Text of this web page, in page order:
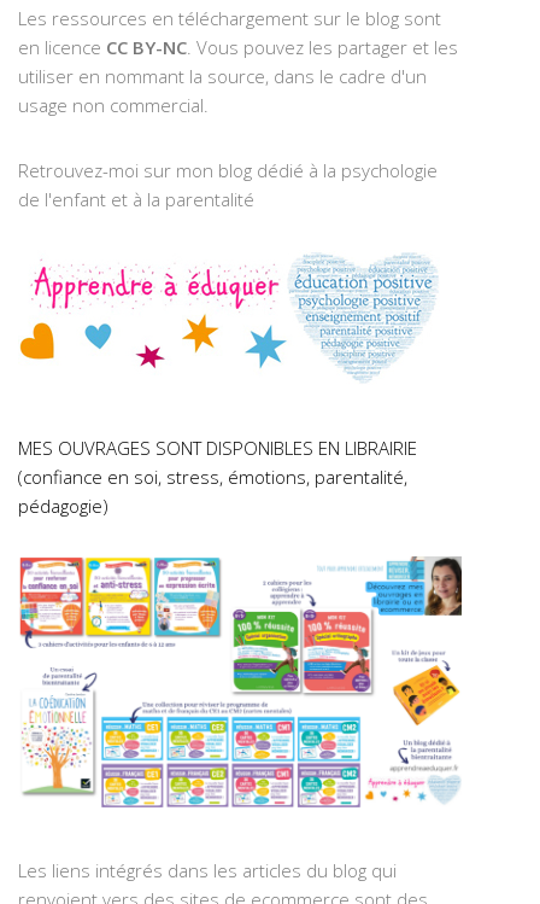
Les ressources en téléchargement sur le blog sont
en licence CC BY-NC. Vous pouvez les partager et les
utiliser en nommant la source, dans le cadre d'un
usage non commercial.
Retrouvez-moi sur mon blog dédié à la psychologie
de l'enfant et à la parentalité
MES OUVRAGES SONT DISPONIBLES EN LIBRAIRIE
(confiance en soi, stress, émotions, parentalité,
pédagogie)
Les liens intégrés dans les articles du blog qui
renvoient vers des sites de ecommerce sont des